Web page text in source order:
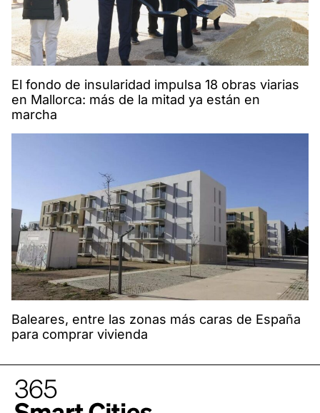
El fondo de insularidad impulsa 18 obras viarias
en Mallorca: más de la mitad ya están en
marcha
Baleares, entre las zonas más caras de España
para comprar vivienda